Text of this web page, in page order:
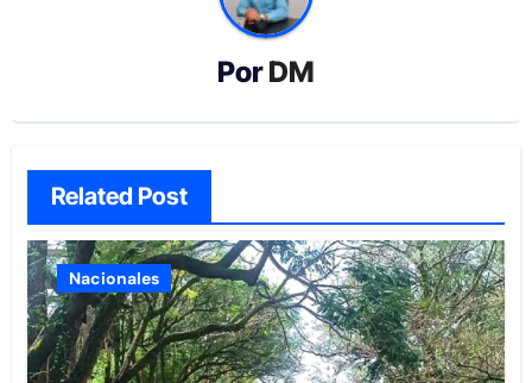
PorDM
Related Post
Nacionales